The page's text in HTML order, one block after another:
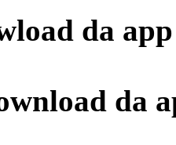
da
da